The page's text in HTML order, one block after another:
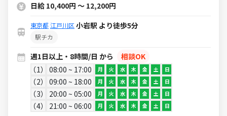
日給 10,400円 ～ 12,200円
東京都 江戸川区 小岩駅 より徒歩5分
駅チカ
週1日以上・8時間/日 から
相談OK
1
08:00 ~ 17:00 月 火 水 木 金 土 日
2 09:00 ~ 18:00 月 火 水 木 金 土 日
3 20:00 ~ 05:00 月 火 水 木 金 土 日
4 21:00 ~ 06:00 月 火 水 木 金 土 日